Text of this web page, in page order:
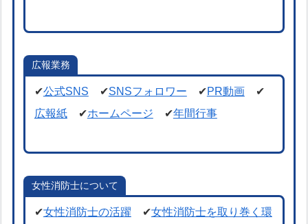
広報業務
✔公式SNS ✔SNSフォロワー ✔PR動画✔
広報紙✔ホームページ ✔年間行事
女性消防士について
✔女性消防士の活躍 ✔女性消防士を取り巻く環